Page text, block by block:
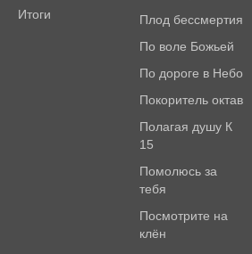
Итоги
Плод бессмертия
По воле Божьей
По дороге в Небо
Покоритель октав
Полагая душу К
15
Помолюсь за
тебя
Посмотрите на
клён